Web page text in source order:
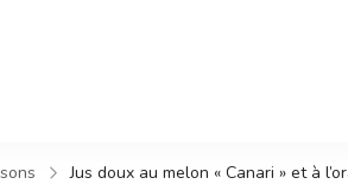
Jus doux au melon « Canari » et à